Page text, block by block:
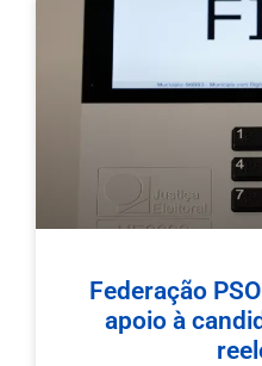
Federação
apoio à